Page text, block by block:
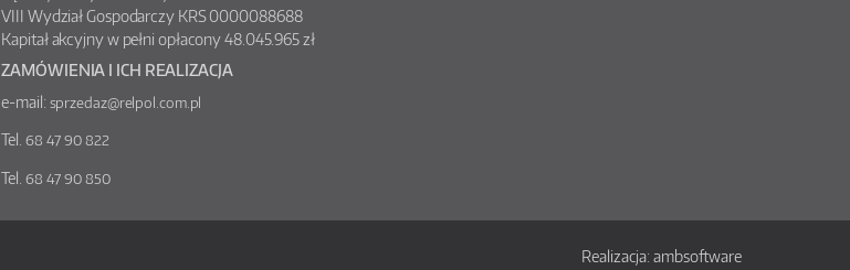
VIII Wydział Gospodarczy KRS 0000088688
Kapitał akcyjny w pełni opłacony 48.045.965 zł
ZAMÓWIENIA I ICH REALIZACJA
e-mail: sprzedaz@relpol.com.pl
Tel. 68 47 90 822
Tel. 68 47 90 850
Realizacja:ambsoftware